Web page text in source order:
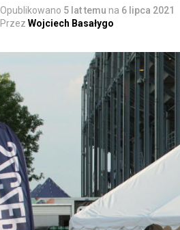
Opublikowano 5 lat temu na 6 lipca 2021
Przez Wojciech Basałygo